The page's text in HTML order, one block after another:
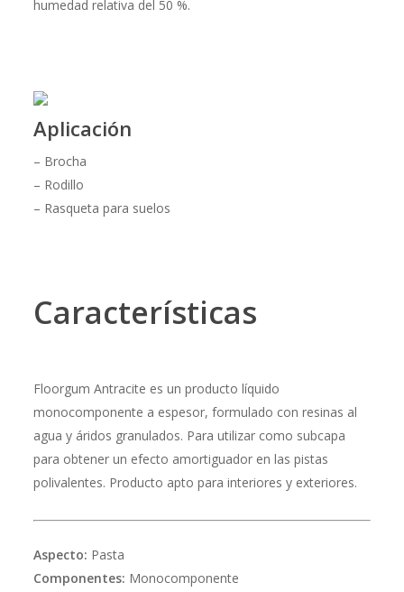
humedad relativa del 50 %.
Aplicación
– Brocha
– Rodillo
– Rasqueta para suelos
Características
Floorgum Antracite es un producto líquido
monocomponente a espesor, formulado con resinas al
agua y áridos granulados. Para utilizar como subcapa
para obtener un efecto amortiguador en las pistas
polivalentes. Producto apto para interiores y exteriores.
Aspecto: Pasta
Componentes: Monocomponente